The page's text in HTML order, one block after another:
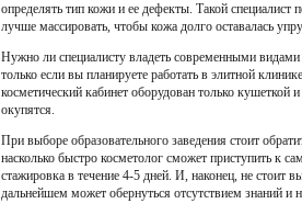
определять тип кожи и ее дефекты. Такой
лучше массировать, чтобы кожа долго оставалась
Нужно ли специалисту владеть современными
только если вы планируете работать в элитной
косметический кабинет оборудован только
окупятся.
При выборе образовательного заведения стоит
насколько быстро косметолог сможет приступить к
стажировка в течение 4-5 дней. И, наконец, не стоит
дальнейшем может обернуться отсутствием знаний и